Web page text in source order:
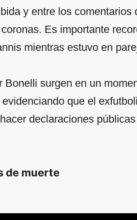
y entre los comentarios
Es importante
mientras estuvo en
Bonelli surgen en un
que el
declaraciones
de muerte